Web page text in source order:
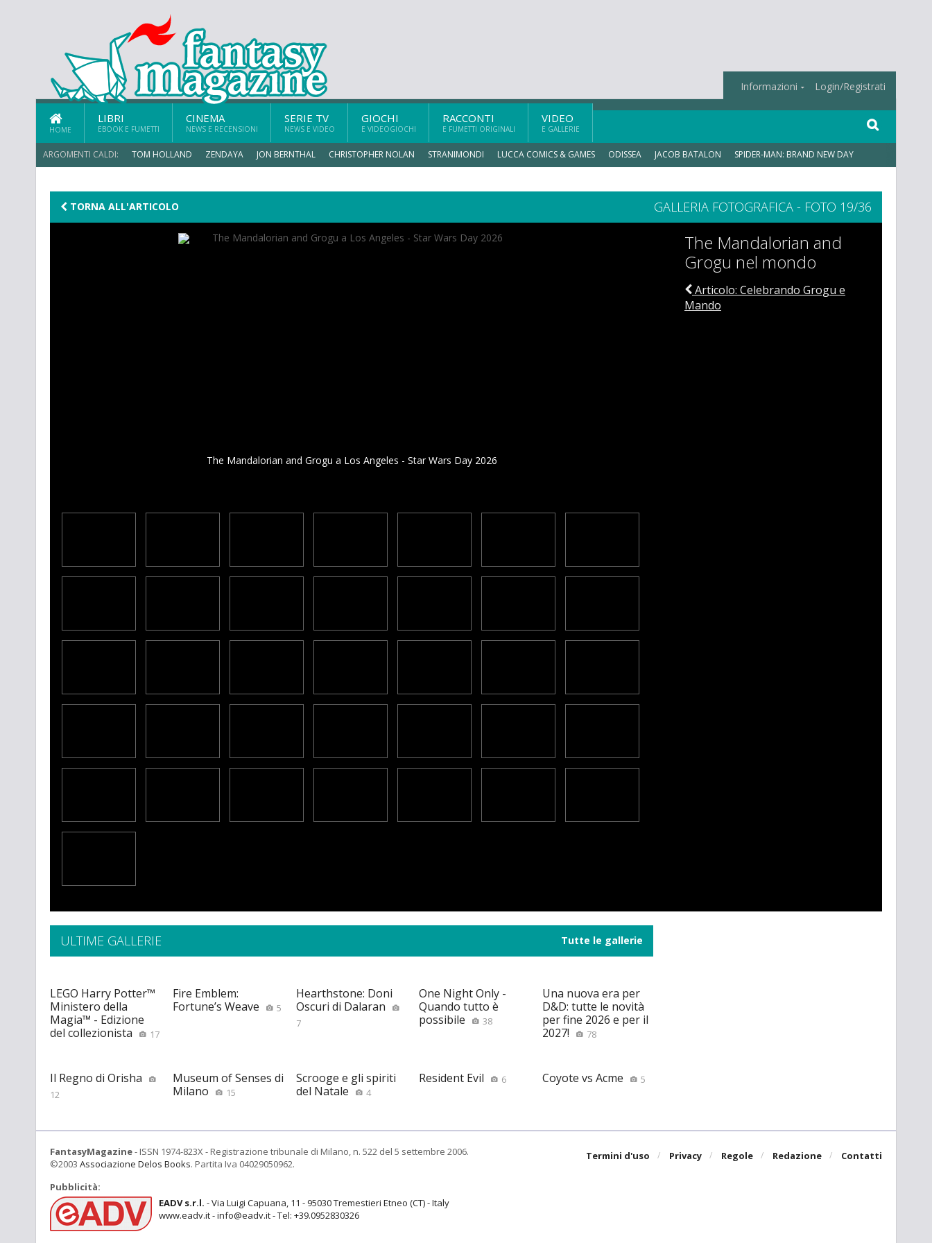
Informazioni Login/Registrati
HOME
LIBRI
EBOOK E FUMETTI
CINEMA
NEWS E RECENSIONI
SERIE TV
NEWS E VIDEO
GIOCHI
E VIDEOGIOCHI
RACCONTI
E FUMETTI ORIGINALI
VIDEO
E GALLERIE
ARGOMENTI CALDI: TOM HOLLAND ZENDAYA JON BERNTHAL CHRISTOPHER NOLAN STRANIMONDI LUCCA COMICS & GAMES ODISSEA JACOB BATALON SPIDER-MAN: BRAND NEW DAY
GALLERIA FOTOGRAFICA - FOTO 19/36
TORNA ALL'ARTICOLO
The Mandalorian and Grogu a Los Angeles - Star Wars Day 2026
The Mandalorian and
Grogu nel mondo
Articolo: Celebrando Grogu e
Mando
ULTIME GALLERIE Tutte le gallerie
LEGO Harry Potter™
Ministero della
Magia™ - Edizione
del collezionista
17
Fire Emblem:
Fortune’s Weave
5
Hearthstone: Doni
Oscuri di Dalaran
7
One Night Only -
Quando tutto è
possibile
38
Una nuova era per
D&D: tutte le novità
per fine 2026 e per il
2027!
78
Il Regno di Orisha
12
Museum of Senses di
Milano
15
Scrooge e gli spiriti
del Natale
4
Resident Evil 6 Coyote vs Acme 5
Termini d'uso Privacy Regole Redazione Contatti
FantasyMagazine- ISSN 1974-823X - Registrazione tribunale di Milano, n. 522 del 5 settembre 2006.
©2003 Associazione Delos Books. Partita Iva 04029050962.
Pubblicità:
EADV s.r.l. - Via Luigi Capuana, 11 - 95030 Tremestieri Etneo (CT) - Italy
www.eadv.it - info@eadv.it - Tel: +39.0952830326